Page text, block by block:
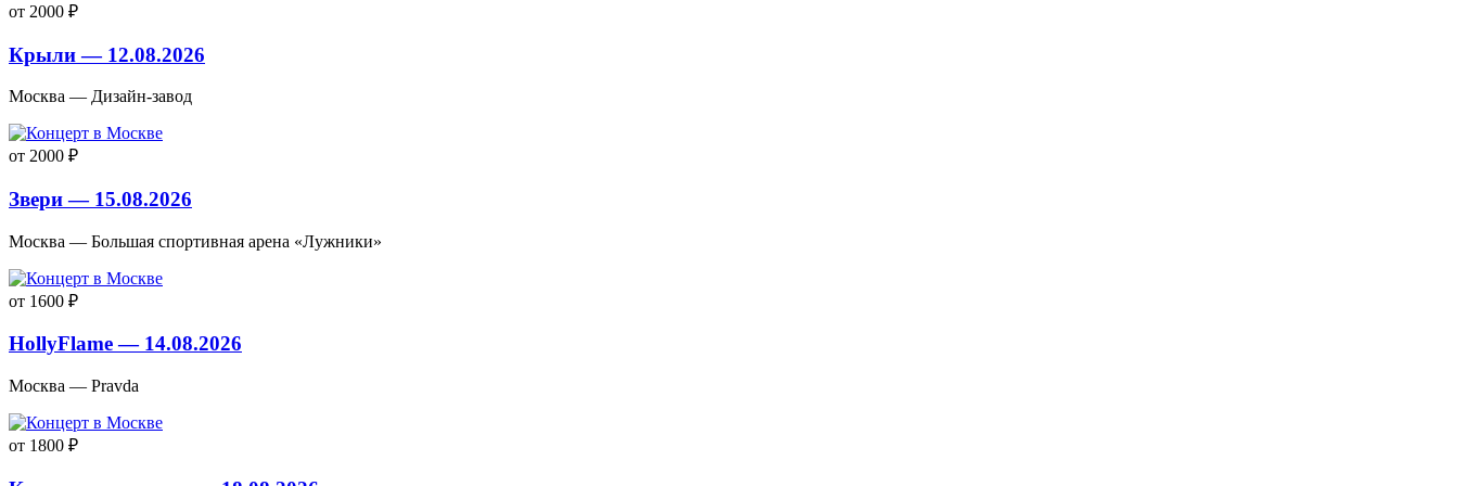
от 2000 ₽
Крыли — 12.08.2026
Москва — Дизайн-завод
от 2000 ₽
Звери — 15.08.2026
Москва — Большая спортивная арена «Лужники»
от 1600 ₽
HollyFlame — 14.08.2026
Москва — Pravda
от 1800 ₽